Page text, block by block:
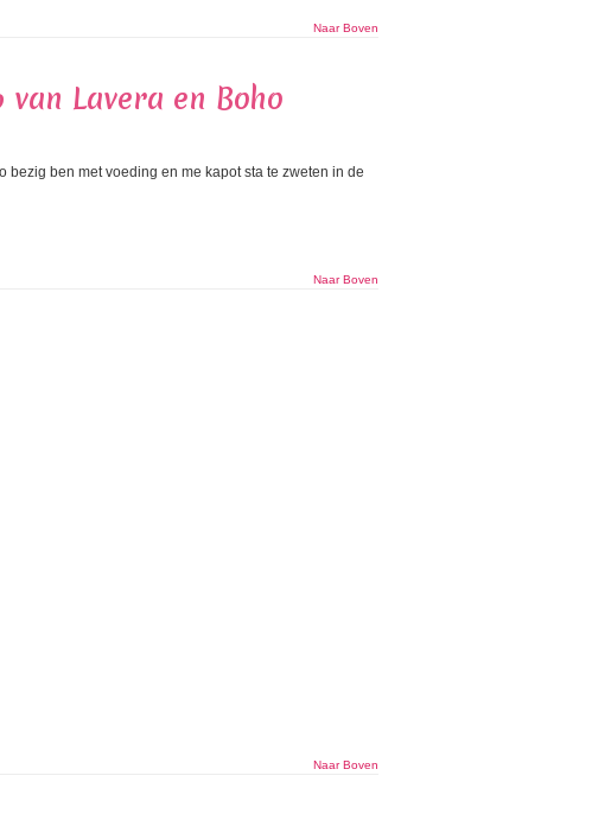
Naar Boven
Lavera en Boho
ben met voeding en me kapot sta te zweten in de
Naar Boven
Naar Boven